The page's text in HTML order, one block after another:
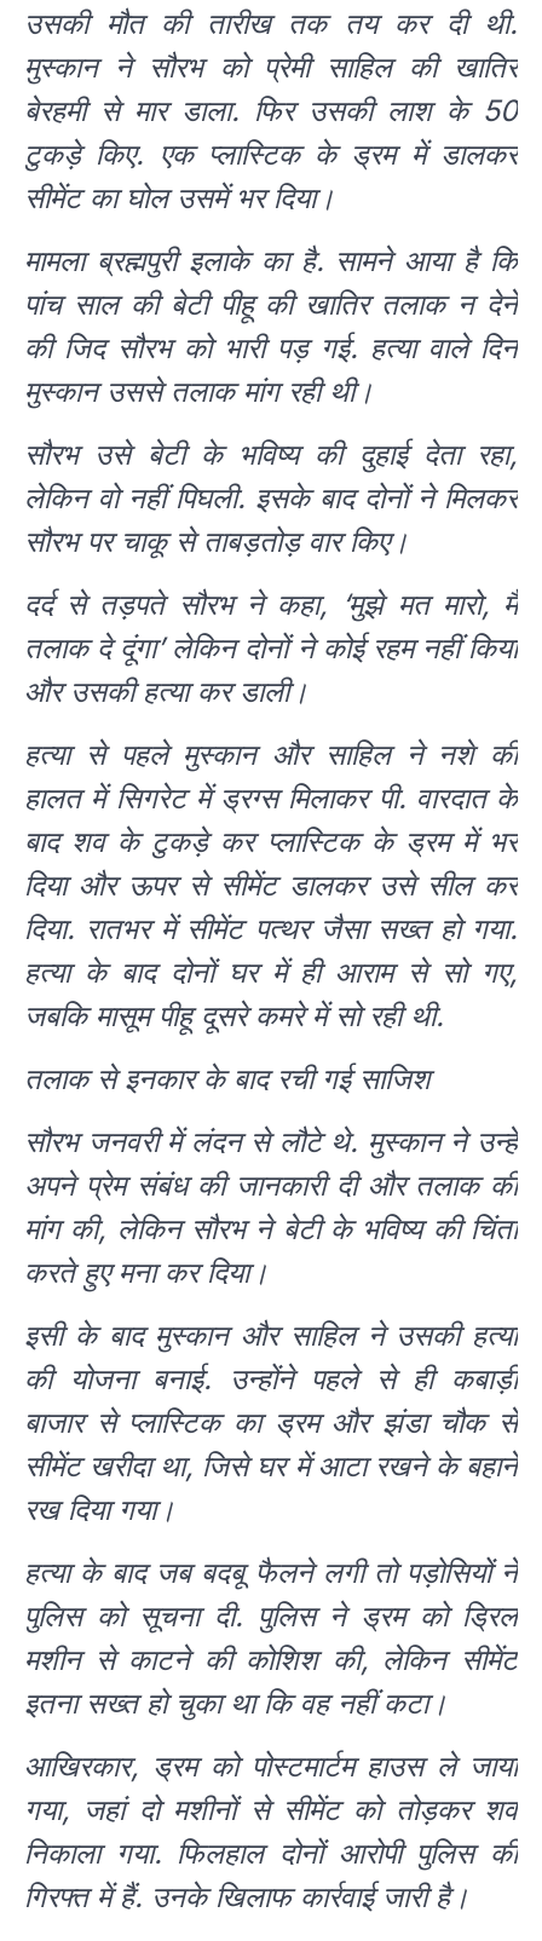
उसकी मौत की तारीख तक तय कर दी थी.
मुस्कान ने सौरभ को प्रेमी साहिल की खातिर
बेरहमी से मार डाला. फिर उसकी लाश के 50
टुकड़े किए. एक प्लास्टिक के ड्रम में डालकर
सीमेंट का घोल उसमें भर दिया।
मामला ब्रह्मपुरी इलाके का है. सामने आया है कि
पांच साल की बेटी पीहू की खातिर तलाक न देने
की जिद सौरभ को भारी पड़ गई. हत्या वाले दिन
मुस्कान उससे तलाक मांग रही थी।
सौरभ उसे बेटी के भविष्य की दुहाई देता रहा,
लेकिन वो नहीं पिघली. इसके बाद दोनों ने मिलकर
सौरभ पर चाकू से ताबड़तोड़ वार किए।
दर्द से तड़पते सौरभ ने कहा, ‘मुझे मत मारो, मैं
तलाक दे दूंगा’ लेकिन दोनों ने कोई रहम नहीं किया
और उसकी हत्या कर डाली।
हत्या से पहले मुस्कान और साहिल ने नशे की
हालत में सिगरेट में ड्रग्स मिलाकर पी. वारदात के
बाद शव के टुकड़े कर प्लास्टिक के ड्रम में भर
दिया और ऊपर से सीमेंट डालकर उसे सील कर
दिया. रातभर में सीमेंट पत्थर जैसा सख्त हो गया.
हत्या के बाद दोनों घर में ही आराम से सो गए,
जबकि मासूम पीहू दूसरे कमरे में सो रही थी.
तलाक से इनकार के बाद रची गई साजिश
सौरभ जनवरी में लंदन से लौटे थे. मुस्कान ने उन्हें
अपने प्रेम संबंध की जानकारी दी और तलाक की
मांग की, लेकिन सौरभ ने बेटी के भविष्य की चिंता
करते हुए मना कर दिया।
इसी के बाद मुस्कान और साहिल ने उसकी हत्या
की योजना बनाई. उन्होंने पहले से ही कबाड़ी
बाजार से प्लास्टिक का ड्रम और झंडा चौक से
सीमेंट खरीदा था, जिसे घर में आटा रखने के बहाने
रख दिया गया।
हत्या के बाद जब बदबू फैलने लगी तो पड़ोसियों ने
पुलिस को सूचना दी. पुलिस ने ड्रम को ड्रिल
मशीन से काटने की कोशिश की, लेकिन सीमेंट
इतना सख्त हो चुका था कि वह नहीं कटा।
आखिरकार, ड्रम को पोस्टमार्टम हाउस ले जाया
गया, जहां दो मशीनों से सीमेंट को तोड़कर शव
निकाला गया. फिलहाल दोनों आरोपी पुलिस की
गिरफ्त में हैं. उनके खिलाफ कार्रवाई जारी है।